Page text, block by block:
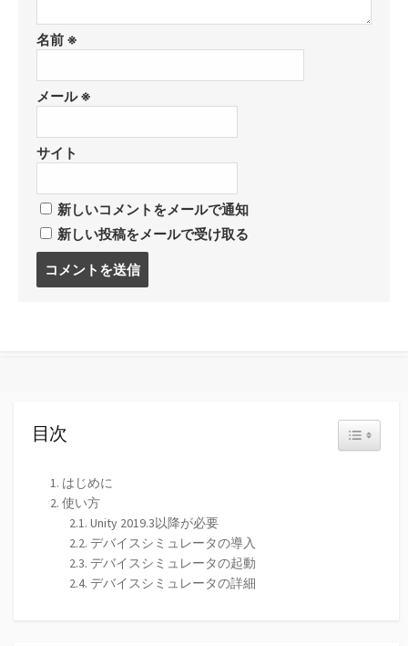
名前 ※
メール※
サイト
新しいコメントをメールで通知
新しい投稿をメールで受け取る
目次 Toggle
はじめに
使い方
Unity 2019.3以降が必要
デバイスシミュレータの導入
デバイスシミュレータの起動
デバイスシミュレータの詳細